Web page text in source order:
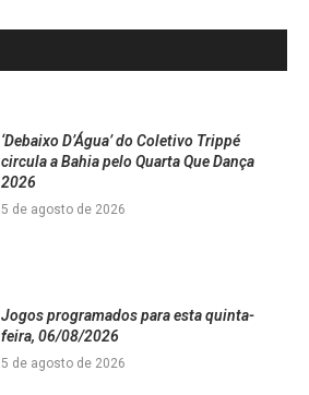
‘Debaixo D’Água’ do Coletivo Trippé
circula a Bahia pelo Quarta Que Dança
2026
5 de agosto de 2026
Jogos programados para esta quinta-
feira, 06/08/2026
5 de agosto de 2026